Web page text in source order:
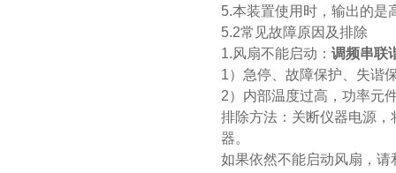
5.本装置使用时，输出的是
5.2常见故障原因及排除
1.风扇不能启动： 调频串联
1）急停、故障保护、失谐
2）内部温度过高，功率元
排除方法：关断仪器电源，
器。
如果依然不能启动风扇，请